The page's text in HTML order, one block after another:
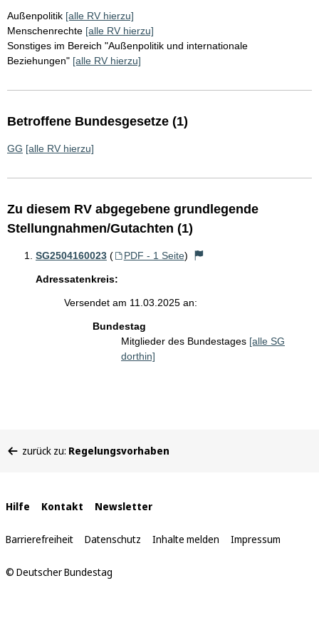
Außenpolitik [alle RV hierzu]
Menschenrechte [alle RV hierzu]
Sonstiges im Bereich "Außenpolitik und internationale
Beziehungen" [alle RV hierzu]
Betroffene Bundesgesetze (1)
GG [alle RV hierzu]
Zu diesem RV abgegebene grundlegende
Stellungnahmen/Gutachten (1)
SG2504160023 ( PDF - 1 Seite)
Adressatenkreis:
Versendet am 11.03.2025 an:
Bundestag
Mitglieder des Bundestages [alle SG
dorthin]
befinden
zurück zu: Regelungsvorhaben
Interne
Links
Hilfe Kontakt Newsletter
Barrierefreiheit Datenschutz Inhalte melden Impressum
© Deutscher Bundestag